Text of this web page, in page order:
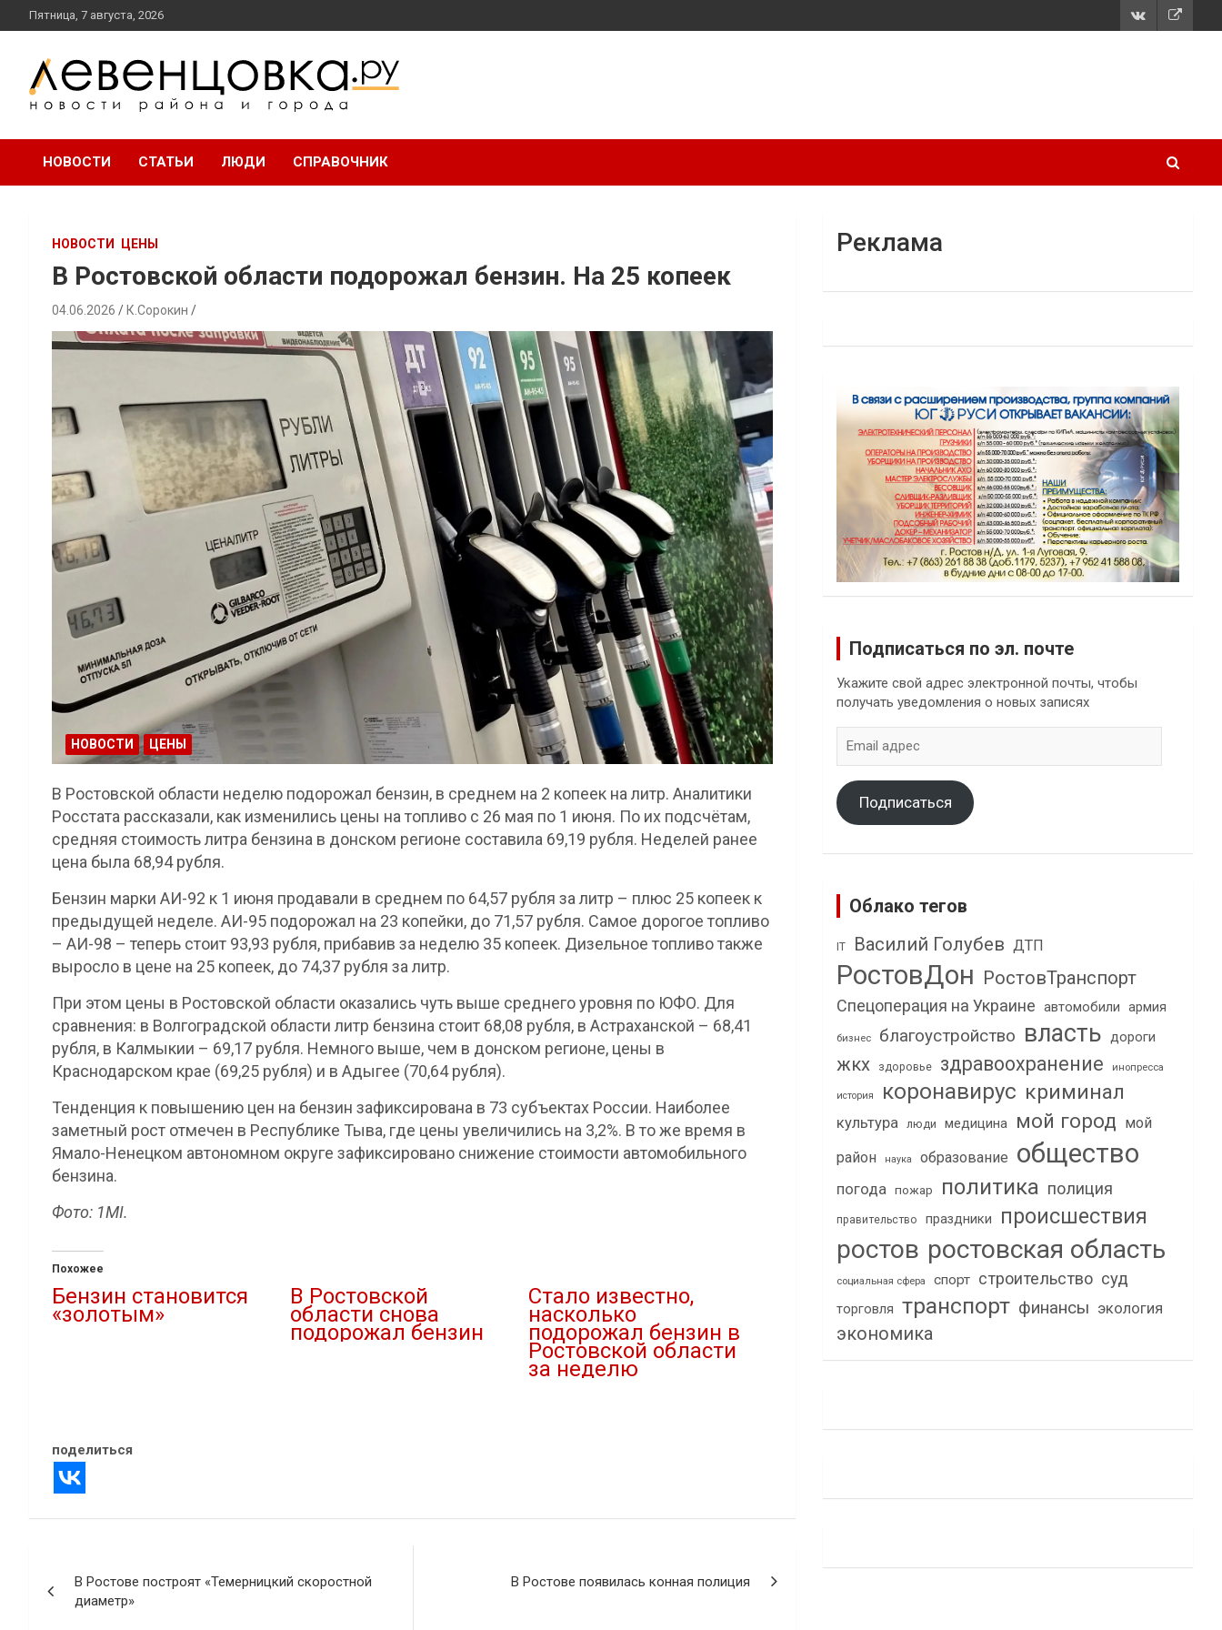
перейти
к
Пятница, 7 августа, 2026
Левенцовка Ру
НОВОСТИ СТАТЬИ ЛЮДИ СПРАВОЧНИК
НОВОСТИ ЦЕНЫ
В Ростовской области подорожал бензин. На 25 копеек
04.06.2026 К.Сорокин
НОВОСТИ ЦЕНЫ
В Ростовской области неделю подорожал бензин, в среднем на 2 копеек на литр. Аналитики
Росстата рассказали, как изменились цены на топливо с 26 мая по 1 июня. По их подсчётам,
средняя стоимость литра бензина в донском регионе составила 69,19 рубля. Неделей ранее
цена была 68,94 рубля.
Бензин марки АИ-92 к 1 июня продавали в среднем по 64,57 рубля за литр – плюс 25 копеек к
предыдущей неделе. АИ-95 подорожал на 23 копейки, до 71,57 рубля. Самое дорогое топливо
– АИ-98 – теперь стоит 93,93 рубля, прибавив за неделю 35 копеек. Дизельное топливо также
выросло в цене на 25 копеек, до 74,37 рубля за литр.
При этом цены в Ростовской области оказались чуть выше среднего уровня по ЮФО. Для
сравнения: в Волгоградской области литр бензина стоит 68,08 рубля, в Астраханской – 68,41
рубля, в Калмыкии – 69,17 рубля. Немного выше, чем в донском регионе, цены в
Краснодарском крае (69,25 рубля) и в Адыгее (70,64 рубля).
Тенденция к повышению цен на бензин зафиксирована в 73 субъектах России. Наиболее
заметный рост отмечен в Республике Тыва, где цены увеличились на 3,2%. В то же время в
Ямало-Ненецком автономном округе зафиксировано снижение стоимости автомобильного
бензина.
Фото: 1MI.
Похожее
Бензин становится
«золотым»
В Ростовской
области снова
подорожал бензин
Стало известно,
насколько
подорожал бензин в
Ростовской области
за неделю
поделиться
по
В Ростове построят «Темерницкий скоростной
диаметр»
В Ростове появилась конная полиция
Реклама
Подписаться по эл. почте
Укажите свой адрес электронной почты, чтобы
получать уведомления о новых записях
адрес
Подписаться
Облако тегов
IT Василий Голубев ДТП
РостовДон РостовТранспорт
Спецоперация на Украине автомобили армия
бизнес благоустройство власть дороги
жкх здоровье здравоохранение инопресса
история коронавирус криминал
культура люди медицина мой город мой
район
наука образование общество
погода пожар политика полиция
правительство праздники происшествия
ростов ростовская область
социальная сфера спорт строительство суд
торговля транспорт финансы экология
экономика